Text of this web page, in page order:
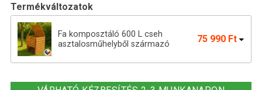
Termékváltozatok
Fa komposztáló 600 L cseh
asztalosműhelyből származó
75 990 Ft
gyártmány tömör fa